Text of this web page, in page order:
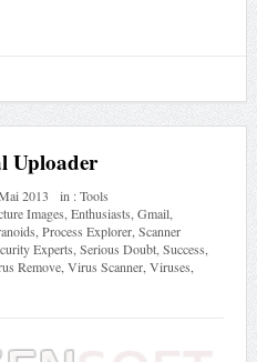
Uploader
2013 in :Tools
Images Enthusiasts Gmail,
Process Explorer, Scanner
Experts Serious Doubt, Success
Remove, Virus Scanner, Viruses